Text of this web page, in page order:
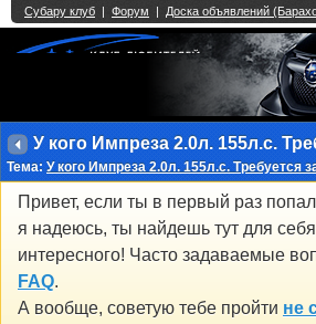
У кого Импреза 2.0л. 155л.с.
Тема: У кого Импреза 2.0л. 155л.с. Требуется
Привет, если ты в первый раз
я надеюсь, ты найдешь тут для
интересного! Часто задаваемые
FAQ.
А вообще, советую тебе пройти не
Single Sign On provided
2 3 4 5 6 7 8 9 10 11 12 13 14 15 16 17 18
33 34 35 36 37